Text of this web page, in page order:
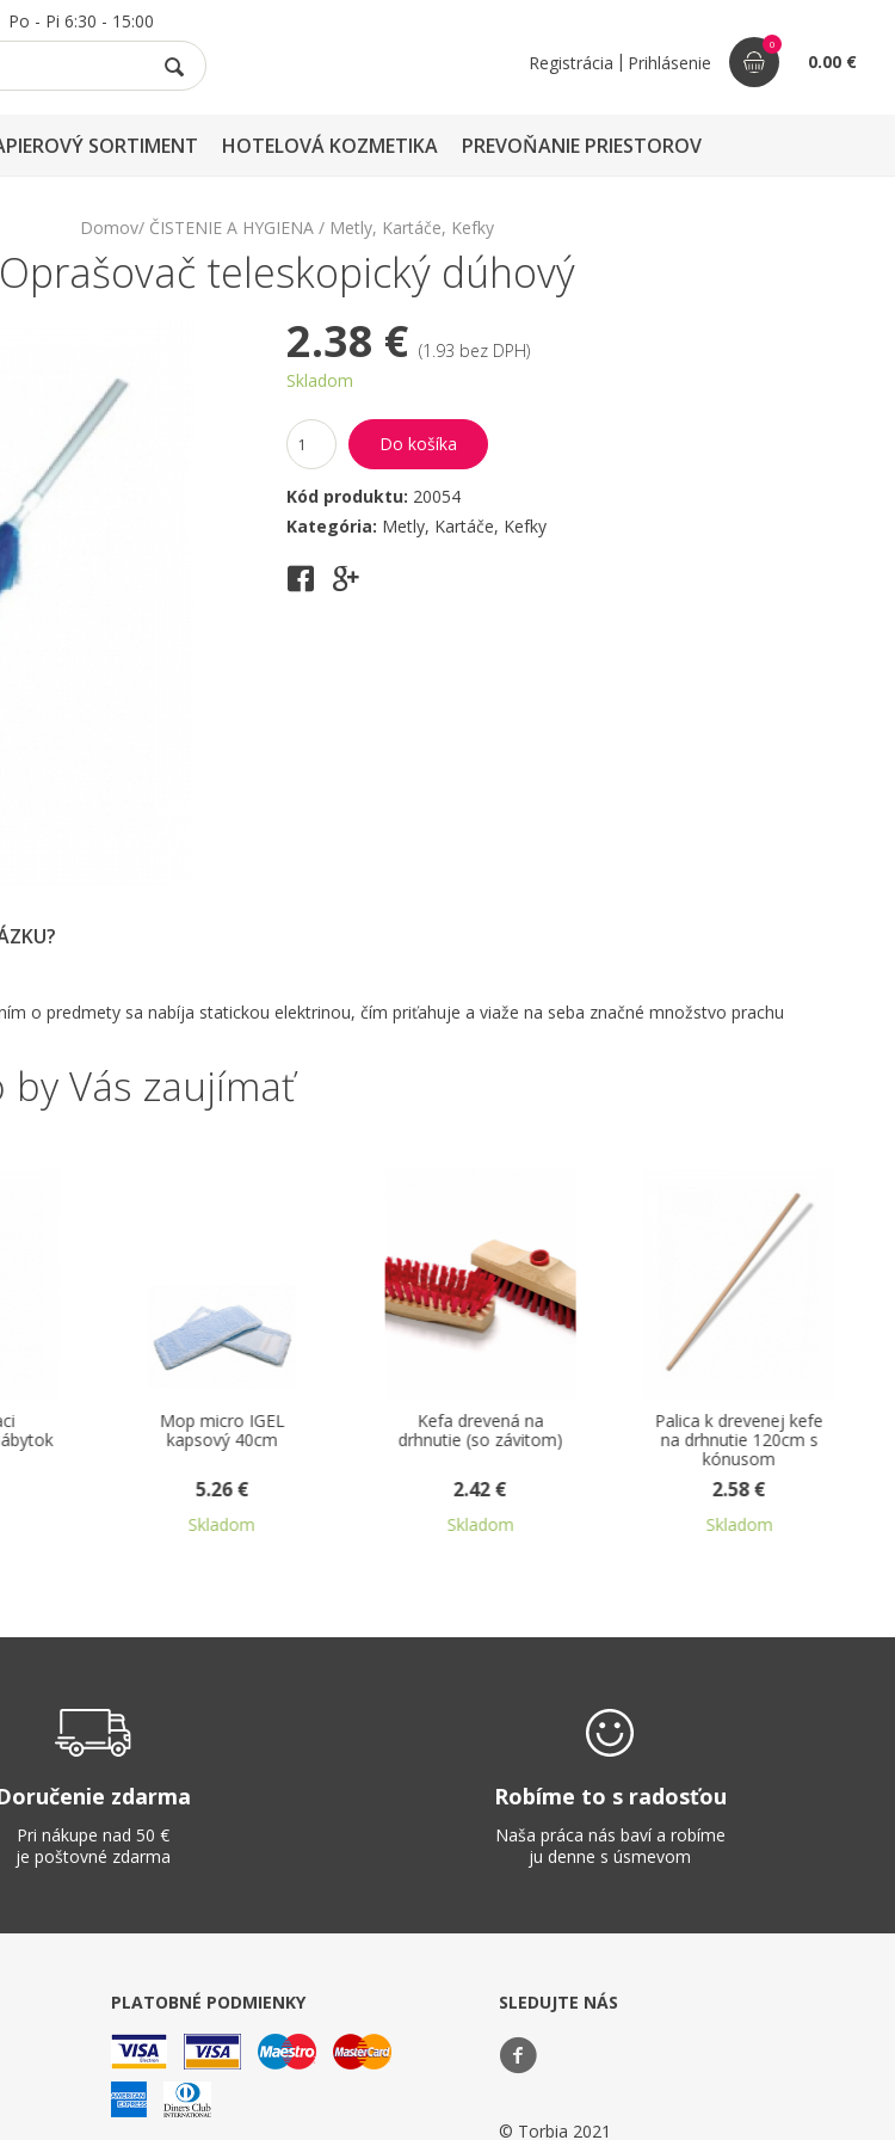
- Pi 6:30 - 15:00
Registrácia | Prihlásenie
0
0.00 €
SORTIMENT HOTELOVÁ KOZMETIKA PREVOŇANIE PRIESTOROV
Domov ČISTENIE A HYGIENA Metly, Kartáče, Kefky
Oprašovač teleskopický dúhový
2.38 €(1.93 bez DPH)
Skladom
Do košíka
Kód produktu: 20054
Kategória: Metly, Kartáče, Kefky
o predmety sa nabíja statickou elektrinou, čím priťahuje a viaže na seba značné množstvo prachu
by Vás zaujímať
IGEL
40cm
Kefa drevená na
drhnutie (so závitom)
Skladom
Palica k drevenej kefe
na drhnutie 120cm s
Skladom
Palica k zmetáku natural
drevo 120cm so
závitom
Skladom
zdarma
Pri nákupe nad 50 €
je poštovné zdarma
Robíme to s radosťou
Naša práca nás baví a robíme
ju denne s úsmevom
PLATOBNÉ PODMIENKY SLEDUJTE NÁS
© Torbia 2021